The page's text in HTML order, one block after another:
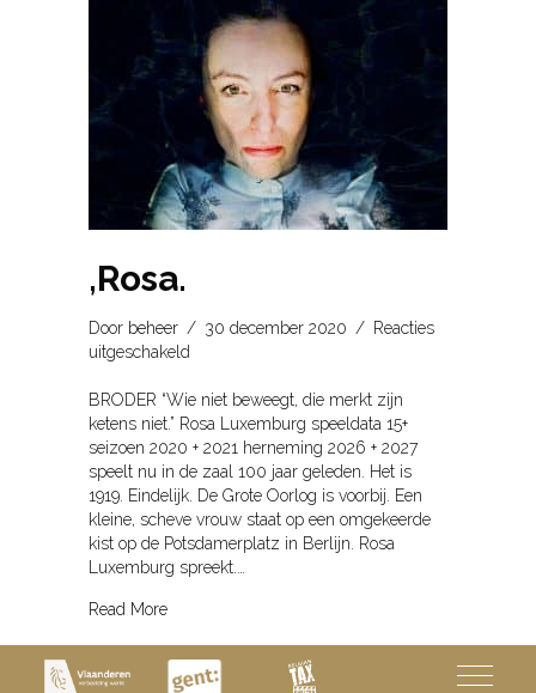
,Rosa.
Door beheer / 30 december 2020 / Reacties
uitgeschakeld
BRODER “Wie niet beweegt, die merkt zijn
ketens niet.” Rosa Luxemburg speeldata 15+
seizoen 2020 + 2021 herneming 2026 + 2027
speelt nu in de zaal 100 jaar geleden. Het is
1919. Eindelijk. De Grote Oorlog is voorbij. Een
kleine, scheve vrouw staat op een omgekeerde
kist op de Potsdamerplatz in Berlijn. Rosa
Luxemburg spreekt.…
Read Moreabout ,Rosa.